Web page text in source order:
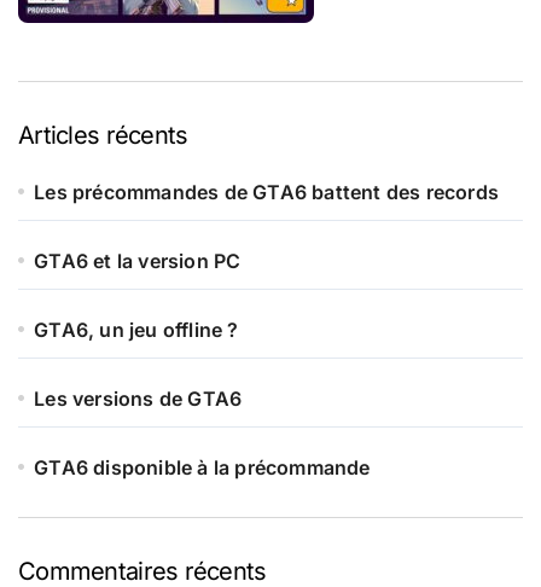
Articles récents
Les précommandes de GTA6 battent des records
GTA6 et la version PC
GTA6, un jeu offline ?
Les versions de GTA6
GTA6 disponible à la précommande
Commentaires récents